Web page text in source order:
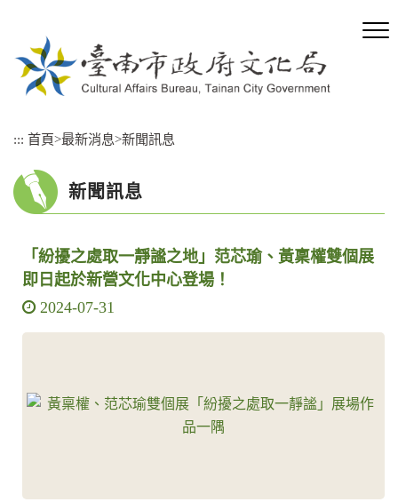
::: 首頁>最新消息>新聞訊息
新聞訊息
「紛擾之處取一靜謐之地」范芯瑜、黃稟權雙個展
即日起於新營文化中心登場！
2024-07-31